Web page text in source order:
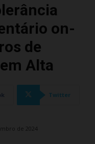
on-
de
Alta
Twitter
de 2024